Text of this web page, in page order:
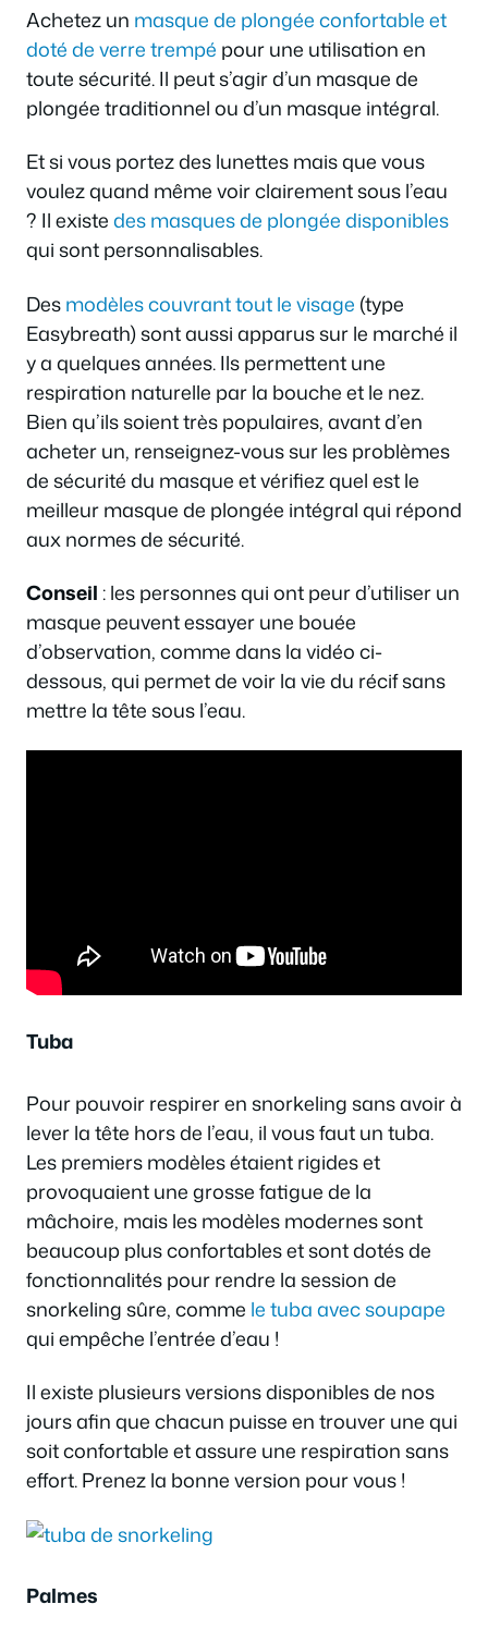
Achetez un masque de plongée confortable et
doté de verre trempé pour une utilisation en
toute sécurité. Il peut s’agir d’un masque de
plongée traditionnel ou d’un masque intégral.
Et si vous portez des lunettes mais que vous
voulez quand même voir clairement sous l’eau
? Il existedes masques de plongée disponibles
qui sont personnalisables.
Desmodèles couvrant tout le visage (type
Easybreath) sont aussi apparus sur le marché il
y a quelques années. Ils permettent une
respiration naturelle par la bouche et le nez.
Bien qu’ils soient très populaires, avant d’en
acheter un, renseignez-vous sur les problèmes
de sécurité du masque et vérifiez quel est le
meilleur masque de plongée intégral qui répond
aux normes de sécurité.
Conseil : les personnes qui ont peur d’utiliser un
masque peuvent essayer une bouée
d’observation, comme dans la vidéo ci-
dessous, qui permet de voir la vie du récif sans
mettre la tête sous l’eau.
Tuba
Pour pouvoir respirer en snorkeling sans avoir à
lever la tête hors de l’eau, il vous faut un tuba.
Les premiers modèles étaient rigides et
provoquaient une grosse fatigue de la
mâchoire, mais les modèles modernes sont
beaucoup plus confortables et sont dotés de
fonctionnalités pour rendre la session de
snorkeling sûre, comme le tuba avec soupape
qui empêche l’entrée d’eau !
Il existe plusieurs versions disponibles de nos
jours afin que chacun puisse en trouver une qui
soit confortable et assure une respiration sans
effort. Prenez la bonne version pour vous !
Palmes